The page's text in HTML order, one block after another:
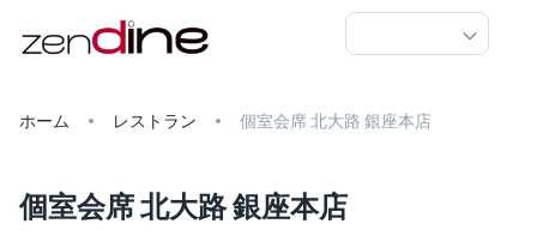
ホーム レストラン 個室会席 北大路 銀座本店
個室会席 北大路 銀座本店